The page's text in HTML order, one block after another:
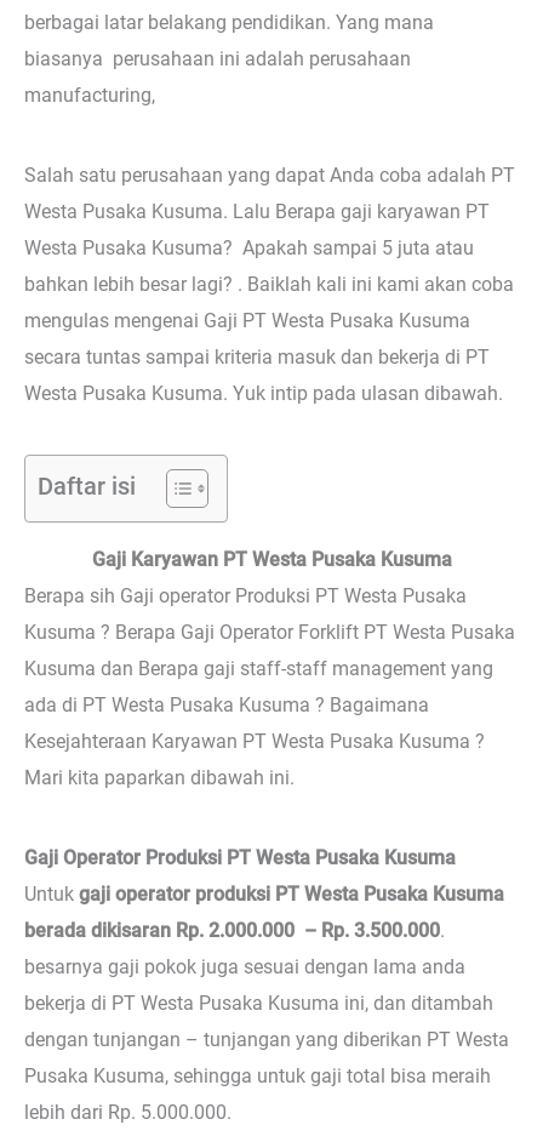
berbagai latar belakang pendidikan. Yang mana
biasanya perusahaan ini adalah perusahaan
manufacturing,
Salah satu perusahaan yang dapat Anda coba adalah PT
Westa Pusaka Kusuma. Lalu Berapa gaji karyawan PT
Westa Pusaka Kusuma? Apakah sampai 5 juta atau
bahkan lebih besar lagi? . Baiklah kali ini kami akan coba
mengulas mengenai Gaji PT Westa Pusaka Kusuma
secara tuntas sampai kriteria masuk dan bekerja di PT
Westa Pusaka Kusuma. Yuk intip pada ulasan dibawah.
Daftar isi
Gaji Karyawan PT Westa Pusaka Kusuma
Berapa sih Gaji operator Produksi PT Westa Pusaka
Kusuma ? Berapa Gaji Operator Forklift PT Westa Pusaka
Kusuma dan Berapa gaji staff-staff management yang
ada di PT Westa Pusaka Kusuma ? Bagaimana
Kesejahteraan Karyawan PT Westa Pusaka Kusuma ?
Mari kita paparkan dibawah ini.
Gaji Operator Produksi PT Westa Pusaka Kusuma
Untuk gaji operator produksi PT Westa Pusaka Kusuma
berada dikisaran Rp. 2.000.000 – Rp. 3.500.000.
besarnya gaji pokok juga sesuai dengan lama anda
bekerja di PT Westa Pusaka Kusuma ini, dan ditambah
dengan tunjangan – tunjangan yang diberikan PT Westa
Pusaka Kusuma, sehingga untuk gaji total bisa meraih
lebih dari Rp. 5.000.000.